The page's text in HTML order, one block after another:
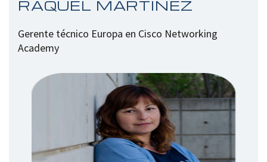
RAQUEL MARTÍNEZ
Gerente técnico Europa en Cisco Networking
Academy